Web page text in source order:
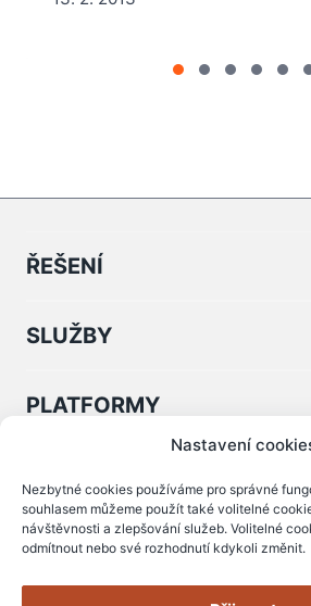
Nastavení
Nezbytné cookies používáme pro správné
souhlasem můžeme použít také volitelné
návštěvnosti a zlepšování služeb. Volitelné
odmítnout nebo své rozhodnutí kdykoli změnit.
ŘEŠENÍ
SLUŽBY
PLATFORMY
PODPORA A DOKUMENTY